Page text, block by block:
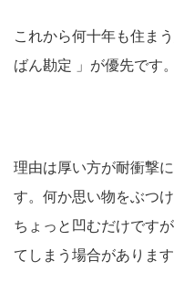
これから何十年も住ま
ばん勘定 」が優先です。
理由は厚い方が耐衝撃
す。何か思い物をぶつ
ちょっと凹むだけです
てしまう場合があります